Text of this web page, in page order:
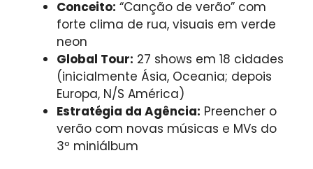
Conceito: “Canção de verão” com
forte clima de rua, visuais em verde
neon
Global Tour: 27 shows em 18 cidades
(inicialmente Ásia, Oceania; depois
Europa, N/S América)
Estratégia da Agência: Preencher o
verão com novas músicas e MVs do
3º miniálbum